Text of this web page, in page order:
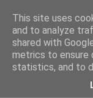
Da_Blog
You don't put a
zaterdag,
This site uses
and to analyze
shared with
metrics to ensure
statistics, and to